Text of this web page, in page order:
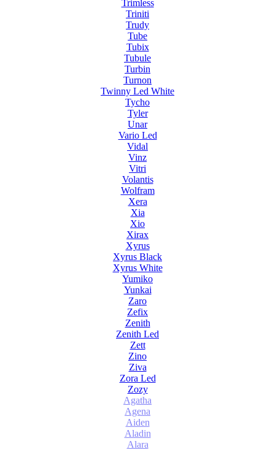
Trimless
Triniti
Trudy
Tube
Tubix
Tubule
Turbin
Turnon
Twinny Led White
Tycho
Tyler
Unar
Vario Led
Vidal
Vinz
Vitri
Volantis
Wolfram
Xera
Xia
Xio
Xirax
Xyrus
Xyrus Black
Xyrus White
Yumiko
Yunkai
Zaro
Zefix
Zenith
Zenith Led
Zett
Zino
Ziva
Zora Led
Zozy
Agatha
Agena
Aiden
Aladin
Alara